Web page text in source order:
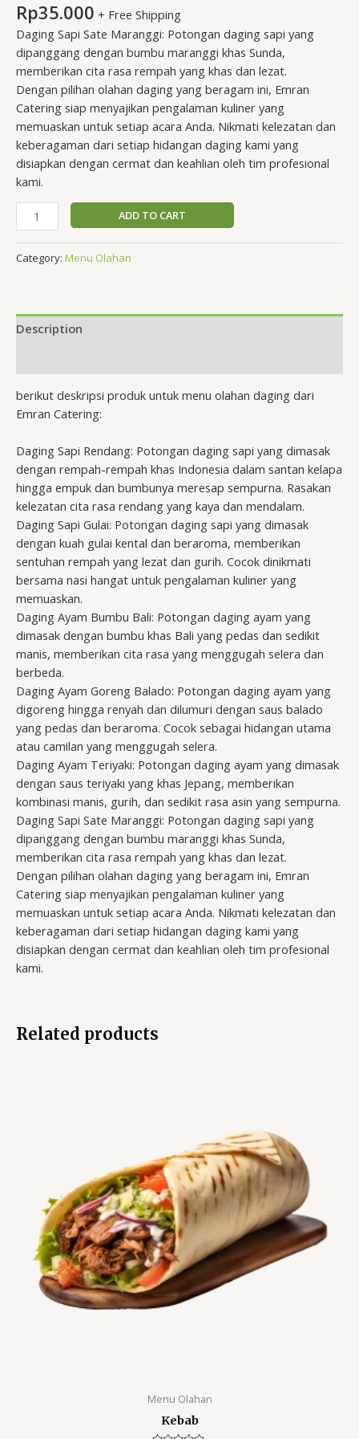
Rp35.000 + Free Shipping
Daging Sapi Sate Maranggi: Potongan daging sapi yang
dipanggang dengan bumbu maranggi khas Sunda,
memberikan cita rasa rempah yang khas dan lezat.
Dengan pilihan olahan daging yang beragam ini, Emran
Catering siap menyajikan pengalaman kuliner yang
memuaskan untuk setiap acara Anda. Nikmati kelezatan dan
keberagaman dari setiap hidangan daging kami yang
disiapkan dengan cermat dan keahlian oleh tim profesional
kami.
ADD TO CART
Category: Menu Olahan
Description
berikut deskripsi produk untuk menu olahan daging dari
Emran Catering:
Daging Sapi Rendang: Potongan daging sapi yang dimasak
dengan rempah-rempah khas Indonesia dalam santan kelapa
hingga empuk dan bumbunya meresap sempurna. Rasakan
kelezatan cita rasa rendang yang kaya dan mendalam.
Daging Sapi Gulai: Potongan daging sapi yang dimasak
dengan kuah gulai kental dan beraroma, memberikan
sentuhan rempah yang lezat dan gurih. Cocok dinikmati
bersama nasi hangat untuk pengalaman kuliner yang
memuaskan.
Daging Ayam Bumbu Bali: Potongan daging ayam yang
dimasak dengan bumbu khas Bali yang pedas dan sedikit
manis, memberikan cita rasa yang menggugah selera dan
berbeda.
Daging Ayam Goreng Balado: Potongan daging ayam yang
digoreng hingga renyah dan dilumuri dengan saus balado
yang pedas dan beraroma. Cocok sebagai hidangan utama
atau camilan yang menggugah selera.
Daging Ayam Teriyaki: Potongan daging ayam yang dimasak
dengan saus teriyaki yang khas Jepang, memberikan
kombinasi manis, gurih, dan sedikit rasa asin yang sempurna.
Daging Sapi Sate Maranggi: Potongan daging sapi yang
dipanggang dengan bumbu maranggi khas Sunda,
memberikan cita rasa rempah yang khas dan lezat.
Dengan pilihan olahan daging yang beragam ini, Emran
Catering siap menyajikan pengalaman kuliner yang
memuaskan untuk setiap acara Anda. Nikmati kelezatan dan
keberagaman dari setiap hidangan daging kami yang
disiapkan dengan cermat dan keahlian oleh tim profesional
kami.
Related products
Menu Olahan
Kebab